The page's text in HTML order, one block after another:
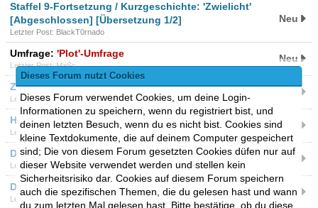
Dieses Forum nutzt Cookies
Dieses Forum verwendet Cookies, um deine Login-
Informationen zu speichern, wenn du registriert bist, und
deinen letzten Besuch, wenn du es nicht bist. Cookies sind
kleine Textdokumente, die auf deinem Computer gespeichert
sind; Die von diesem Forum gesetzten Cookies düfen nur auf
dieser Website verwendet werden und stellen kein
Sicherheitsrisiko dar. Cookies auf diesem Forum speichern
auch die spezifischen Themen, die du gelesen hast und wann
du zum letzten Mal gelesen hast. Bitte bestätige, ob du diese
Staffel 9-Fortsetzung / Kurzgeschichte: 'Zwielicht'
[Abgeschlossen] [Übersetzung 1/2]
Letzter Post: BlackT0rnado
Neu
Umfrage: 'Plot'-Umfrage
Letzter Post: MaSc
Neu
Zerenicks One Shot Fics
Letzter Post: -J.
Halbblut
Letzter Post: Zerenick
Neu
Die Gier der CMC´s
Letzter Post: Zeromix
Neu
Dr. Whooves - Project Eternus
Letzter Post: Rennfahrer2
Neu